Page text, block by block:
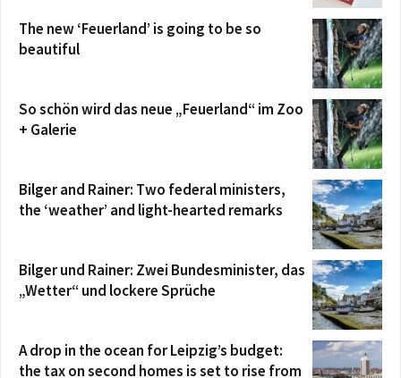
The new ‘Feuerland’ is going to be so
beautiful
So schön wird das neue „Feuerland“ im Zoo
+ Galerie
Bilger and Rainer: Two federal ministers,
the ‘weather’ and light-hearted remarks
Bilger und Rainer: Zwei Bundesminister, das
„Wetter“ und lockere Sprüche
A drop in the ocean for Leipzig’s budget:
the tax on second homes is set to rise from